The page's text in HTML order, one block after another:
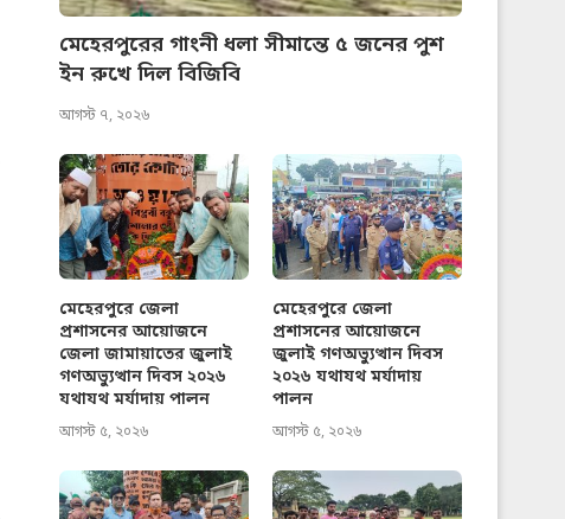
মেহেরপুরের গাংনী ধলা সীমান্তে ৫ জনের পুশ
ইন রুখে দিল বিজিবি
আগস্ট ৭, ২০২৬
মেহেরপুরে জেলা
প্রশাসনের আয়োজনে
জেলা জামায়াতের জুলাই
গণঅভ্যুত্থান দিবস ২০২৬
যথাযথ মর্যাদায় পালন
আগস্ট ৫, ২০২৬
মেহেরপুরে জেলা
প্রশাসনের আয়োজনে
জুলাই গণঅভ্যুত্থান দিবস
২০২৬ যথাযথ মর্যাদায়
পালন
আগস্ট ৫, ২০২৬